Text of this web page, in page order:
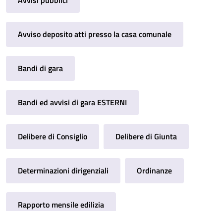
Avviso deposito atti presso la casa comunale
Bandi di gara
Bandi ed avvisi di gara ESTERNI
Delibere di Consiglio Delibere di Giunta
Determinazioni dirigenziali Ordinanze
Rapporto mensile edilizia